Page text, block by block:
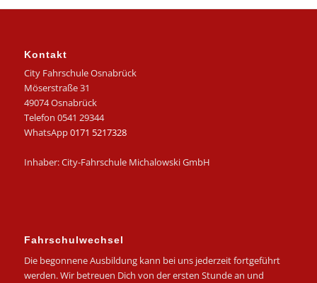
Kontakt
City Fahrschule Osnabrück
Möserstraße 31
49074 Osnabrück
Telefon 0541 29344
WhatsApp0171 5217328
Inhaber: City-Fahrschule Michalowski GmbH
Fahrschulwechsel
Die begonnene Ausbildung kann bei uns jederzeit fortgeführt
werden. Wir betreuen Dich von der ersten Stunde an und